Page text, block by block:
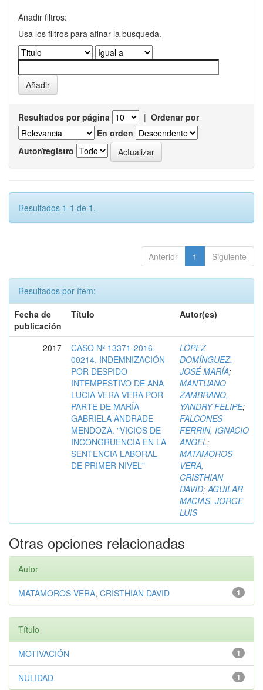
Añadir filtros:
Usa los filtros para afinar la busqueda.
Resultados por página | Ordenar por
En orden
Autor/registro
Resultados 1-1 de 1.
Anterior 1 Siguiente
Resultados por ítem:
Fecha de
publicación
Título Autor(es)
2017
CASO Nº 13371-2016-
00214. INDEMNIZACIÓN
POR DESPIDO
INTEMPESTIVO DE ANA
LUCIA VERA VERA POR
PARTE DE MARÍA
GABRIELA ANDRADE
MENDOZA. "VICIOS DE
INCONGRUENCIA EN LA
SENTENCIA LABORAL
DE PRIMER NIVEL"
LÓPEZ
DOMÍNGUEZ,
JOSÉ MARÍA;
MANTUANO
ZAMBRANO,
YANDRY FELIPE;
FALCONES
FERRIN, IGNACIO
ANGEL;
MATAMOROS
VERA,
CRISTHIAN
DAVID;AGUILAR
MACIAS, JORGE
LUIS
Otras opciones relacionadas
Autor
1
MATAMOROS VERA, CRISTHIAN DAVID
Título
1
MOTIVACIÓN
1
NULIDAD